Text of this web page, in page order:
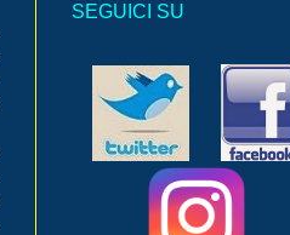
SEGUICI SU